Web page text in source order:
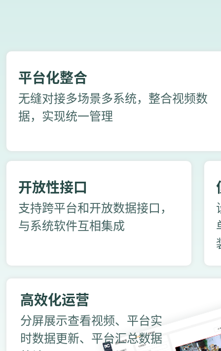
平台化整合
无缝对接多场景多系统，整合视频数
据，实现统一管理
开放性接口
支持跨平台和开放数据接口，
与系统软件互相集成
高效化运营
分屏展示查看视频、平台实
时数据更新、平台汇总数据